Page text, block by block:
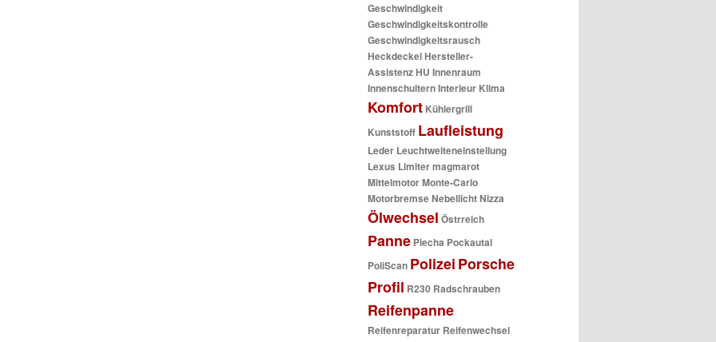
Geschwindigkeit
Geschwindigkeitskontrolle
Geschwindigkeitsrausch
HeckdeckelHersteller-
AssistenzHU Innenraum
InnenschulternInterieur Klima
Komfort Kühlergrill
Kunststoff Laufleistung
Leder Leuchtweiteneinstellung
Lexus Limitermagmarot
MittelmotorMonte-Carlo
MotorbremseNebellichtNizza
Ölwechsel Östrreich
Panne Piecha Pockautal
PoliScan PolizeiPorsche
Profil R230 Radschrauben
Reifenpanne
Reifenreparatur Reifenwechsel